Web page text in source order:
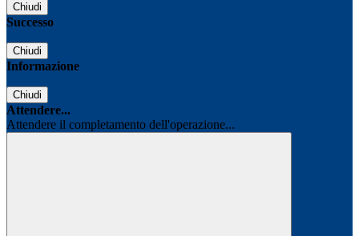
Chiudi
Successo
Chiudi
Informazione
Chiudi
Attendere...
Attendere il completamento dell'operazione...